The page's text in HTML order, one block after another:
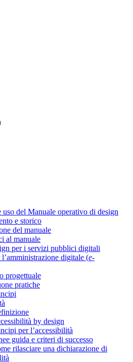
uso del Manuale operativo di design
e storico
del manuale
al manuale
per i servizi pubblici digitali
digitale (e-
progettuale
pratiche
by design
per l’accessibilità
guida e criteri di successo
rilasciare una dichiarazione di